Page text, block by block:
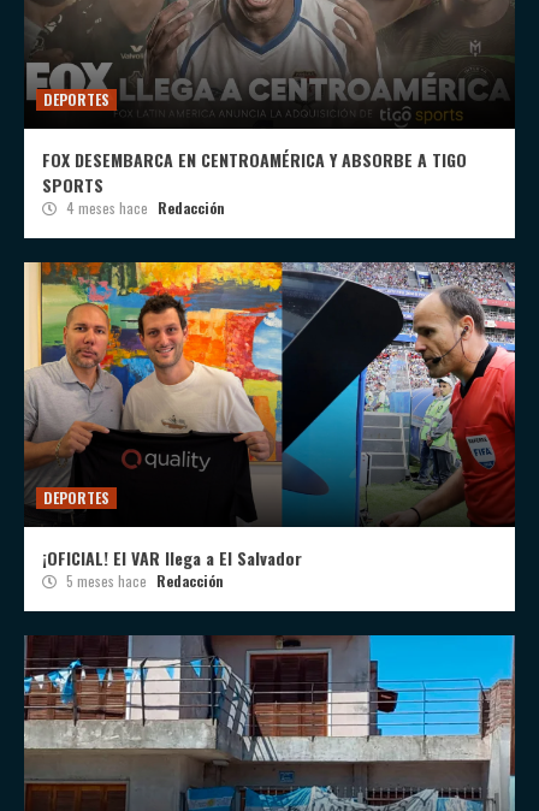
DEPORTES
FOX DESEMBARCA EN CENTROAMÉRICA Y ABSORBE A TIGO
SPORTS
4 meses hace Redacción
DEPORTES
¡OFICIAL! El VAR llega a El Salvador
5 meses hace Redacción